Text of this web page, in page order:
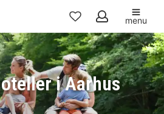
Mine
favoritter
menu
i Aarhus